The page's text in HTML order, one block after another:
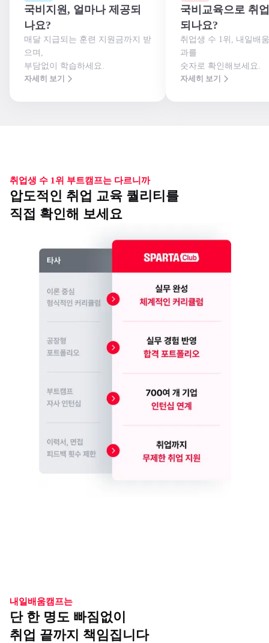
국비지원, 얼마나 제공되
나요?
매달 지급되는 훈련 지원금까지 받
으며,
부담없이 학습하세요.
자세히 보기
국비교육으로 취
되나요?
취업생 수 1위, 내일배
과를
숫자로 확인해보세요.
자세히 보기
취업생 수 1위 부트캠프는 다르니까
압도적인 취업 교육 퀄리티를
직접 확인해 보세요
내일배움캠프는
단 한 명도 빠짐없이
취업 끝까지 책임집니다